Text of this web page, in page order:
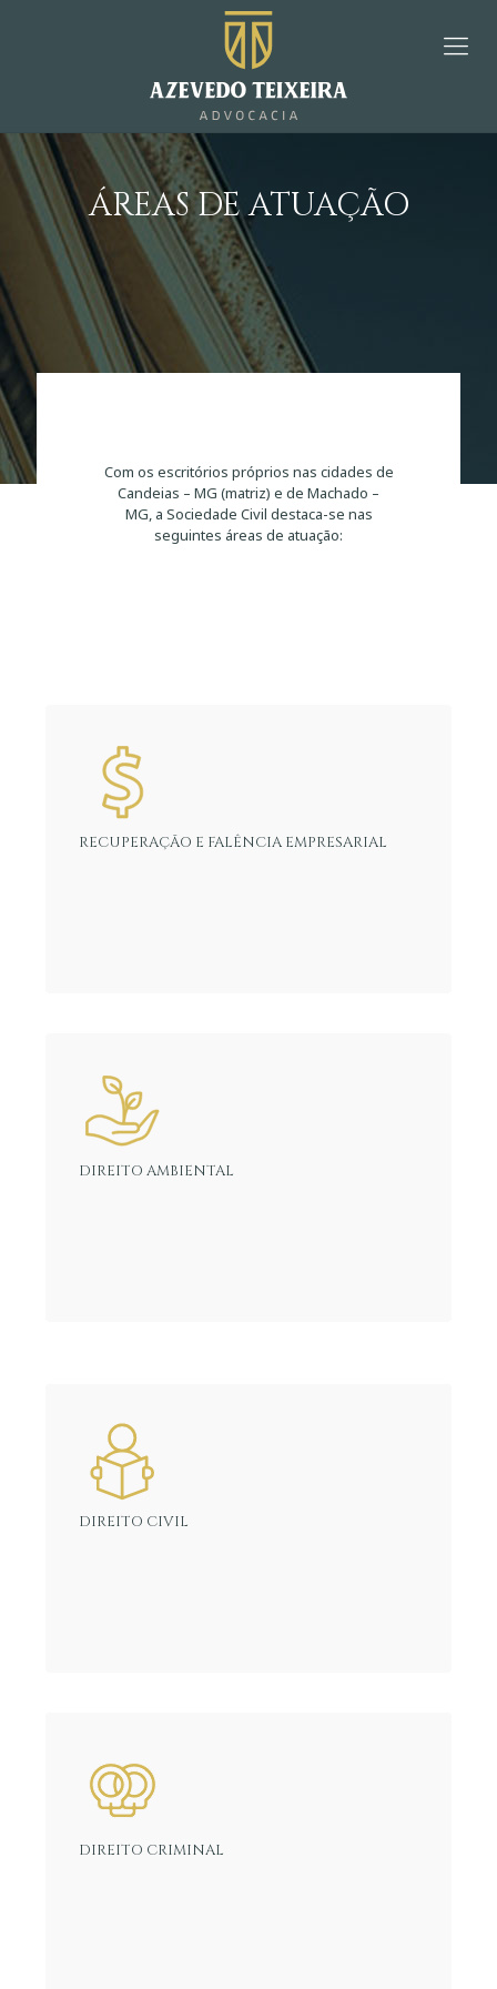
ÁREAS DE ATUAÇÃO
Com os escritórios próprios nas cidades de
Candeias – MG (matriz) e de Machado –
MG, a Sociedade Civil destaca-se nas
seguintes áreas de atuação:
RECUPERAÇÃO E FALÊNCIA EMPRESARIAL
DIREITO AMBIENTAL
DIREITO CIVIL
DIREITO CRIMINAL